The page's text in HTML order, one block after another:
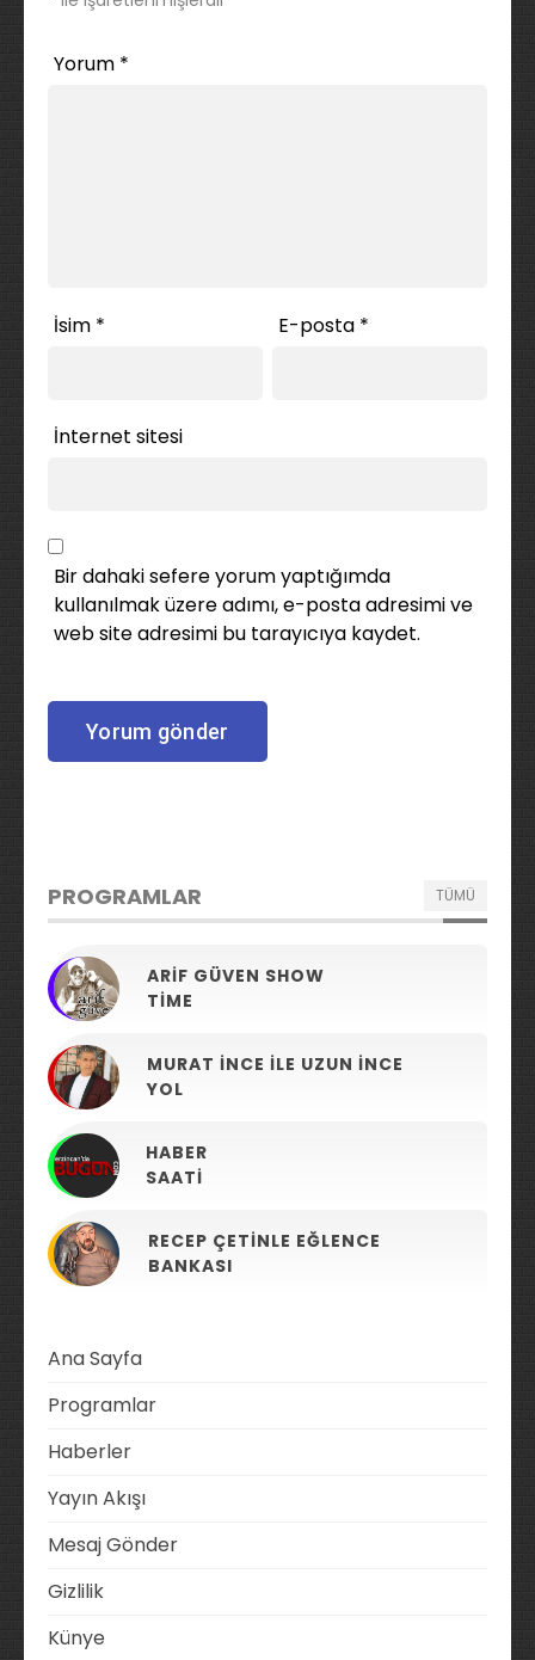
Yorum *
İsim * E-posta *
İnternet sitesi
Bir dahaki sefere yorum yaptığımda
kullanılmak üzere adımı, e-posta adresimi ve
web site adresimi bu tarayıcıya kaydet.
PROGRAMLAR TÜMÜ
ARIF GÜVEN SHOW
TIME
MURAT İNCE ILE UZUN İNCE
YOL
HABER
SAATI
RECEP ÇETINLE EĞLENCE
BANKASI
Ana Sayfa
Programlar
Haberler
Yayın Akışı
Mesaj Gönder
Gizlilik
Künye